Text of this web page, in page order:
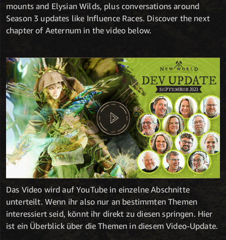
mounts and Elysian Wilds, plus conversations around
Season 3 updates like Influence Races. Discover the next
chapter of Aeternum in the video below.
Das Video wird auf YouTube in einzelne Abschnitte
unterteilt. Wenn ihr also nur an bestimmten Themen
interessiert seid, könnt ihr direkt zu diesen springen. Hier
ist ein Überblick über die Themen in diesem Video-Update.